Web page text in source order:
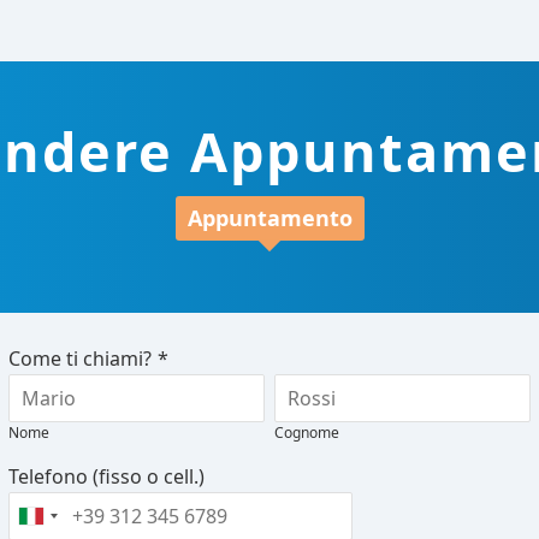
Appuntamento
Come ti chiami? *
Nome Cognome
Telefono (fisso o cell.)